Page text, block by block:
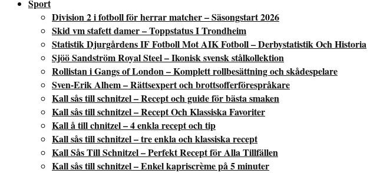
Sport
Division 2 i fotboll för herrar matcher – Säsongstart 2026
Skid vm stafett damer – Toppstatus I Trondheim
Statistik Djurgårdens IF Fotboll Mot AIK Fotboll – Derbystatistik Och Historia
Sjöö Sandström Royal Steel – Ikonisk svensk stålkollektion
Rollistan i Gangs of London – Komplett rollbesättning och skådespelare
Sven-Erik Alhem – Rättsexpert och brottsofferförespråkare
Kall sås till schnitzel – Recept och guide för bästa smaken
Kall sås till schnitzel – Recept Och Klassiska Favoriter
Kall å till chnitzel – 4 enkla recept och tip
Kall sås till schnitzel – tre enkla och klassiska recept
Kall Sås Till Schnitzel – Perfekt Recept för Alla Tillfällen
Kall sås till schnitzel – Enkel kapriscrème på 5 minuter